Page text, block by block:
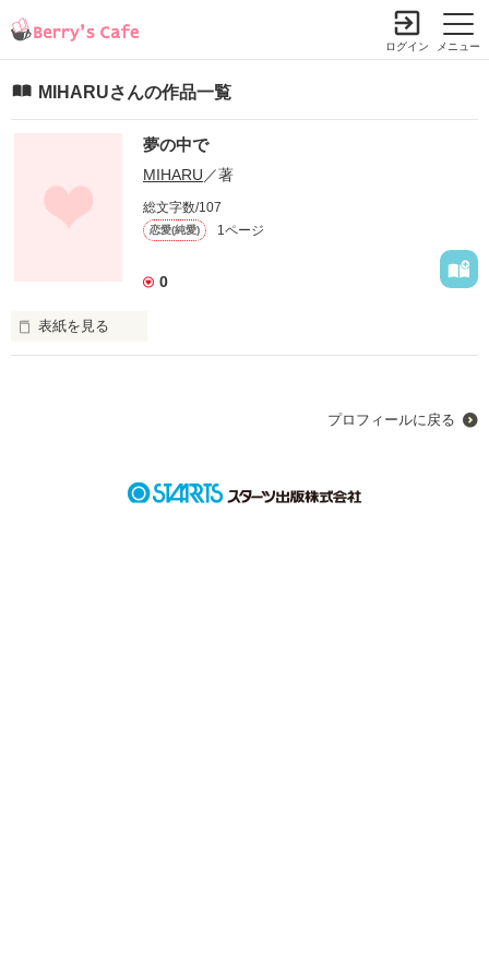
メニュー
ログイン
MIHARUさんの作品一覧
夢の中で
MIHARU ／著
総文字数/107
恋愛(純愛) 1ページ
0
表紙を見る
作品を読む
プロフィールに戻る